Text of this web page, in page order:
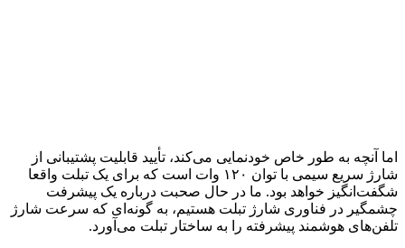
اما آنچه به طور خاص خودنمایی می‌کند، تأیید قابلیت پشتیبانی از
شارژ سریع سیمی با توان ۱۲۰ وات است که برای یک تبلت واقعا
شگفت‌‌انگیز خواهد بود. ما در حال صحبت درباره یک پیشرفت
چشمگیر در فناوری شارژ تبلت هستیم، به گونه‌ای که سرعت شارژ
تلفن‌های هوشمند پیشرفته را به ساختار تبلت می‌آورد.